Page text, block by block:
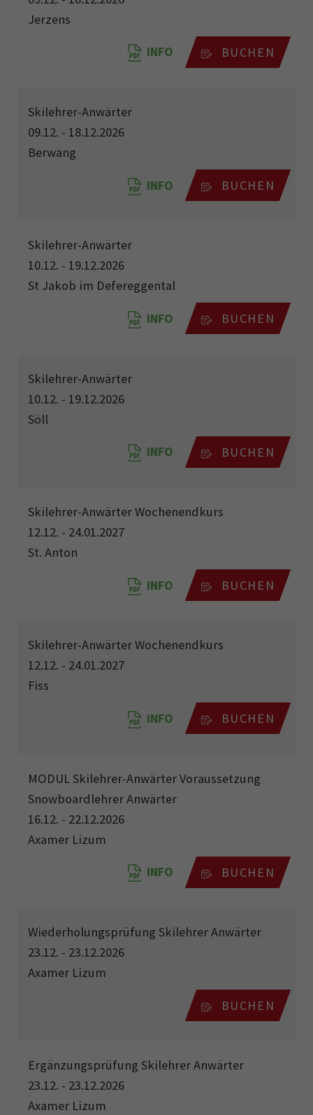
Jerzens
INFO BUCHEN
Skilehrer-Anwärter
09.12. - 18.12.2026
Berwang
INFO BUCHEN
Skilehrer-Anwärter
10.12. - 19.12.2026
St Jakob im Defereggental
INFO BUCHEN
Skilehrer-Anwärter
10.12. - 19.12.2026
Söll
INFO BUCHEN
Skilehrer-Anwärter Wochenendkurs
12.12. - 24.01.2027
St. Anton
INFO BUCHEN
Skilehrer-Anwärter Wochenendkurs
12.12. - 24.01.2027
Fiss
INFO BUCHEN
MODUL Skilehrer-Anwärter Voraussetzung
Snowboardlehrer Anwärter
16.12. - 22.12.2026
Axamer Lizum
INFO BUCHEN
Wiederholungsprüfung Skilehrer Anwärter
23.12. - 23.12.2026
Axamer Lizum
BUCHEN
Ergänzungsprüfung Skilehrer Anwärter
23.12. - 23.12.2026
Axamer Lizum